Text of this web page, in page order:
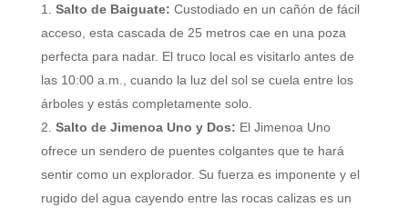
Salto de Baiguate: Custodiado en un cañón de fácil
acceso, esta cascada de 25 metros cae en una poza
perfecta para nadar. El truco local es visitarlo antes de
las 10:00 a.m., cuando la luz del sol se cuela entre los
árboles y estás completamente solo.
Salto de Jimenoa Uno y Dos: El Jimenoa Uno
ofrece un sendero de puentes colgantes que te hará
sentir como un explorador. Su fuerza es imponente y el
rugido del agua cayendo entre las rocas calizas es un